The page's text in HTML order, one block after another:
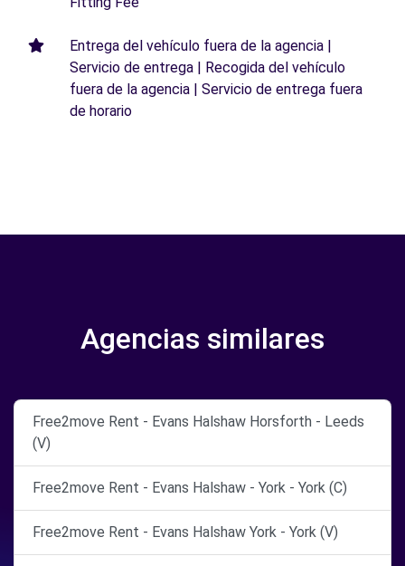
Entrega del vehículo fuera de la agencia |
Servicio de entrega | Recogida del vehículo
fuera de la agencia | Servicio de entrega fuera
de horario
Agencias similares
Free2move Rent - Evans Halshaw Horsforth - Leeds
(V)
Free2move Rent - Evans Halshaw - York - York (C)
Free2move Rent - Evans Halshaw York - York (V)